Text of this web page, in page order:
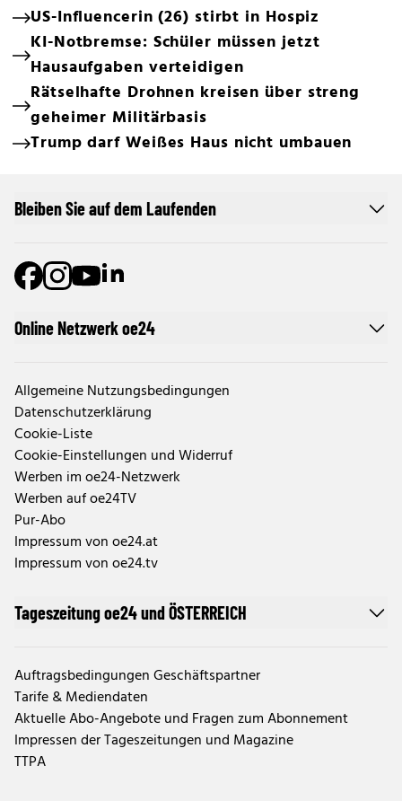
US-Influencerin (26) stirbt in Hospiz
KI-Notbremse: Schüler müssen jetzt
Hausaufgaben verteidigen
Rätselhafte Drohnen kreisen über streng
geheimer Militärbasis
Trump darf Weißes Haus nicht umbauen
Online Netzwerk oe24
Allgemeine Nutzungsbedingungen
Datenschutzerklärung
Cookie-Liste
Cookie-Einstellungen und Widerruf
Werben im oe24-Netzwerk
Werben auf oe24TV
Pur-Abo
Impressum von oe24.at
Impressum von oe24.tv
Tageszeitung oe24 und ÖSTERREICH
Auftragsbedingungen Geschäftspartner
Tarife & Mediendaten
Aktuelle Abo-Angebote und Fragen zum Abonnement
Impressen der Tageszeitungen und Magazine
TTPA
Bleiben Sie auf dem Laufenden